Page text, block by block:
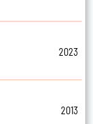
2023
2013